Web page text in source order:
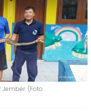
(Foto: